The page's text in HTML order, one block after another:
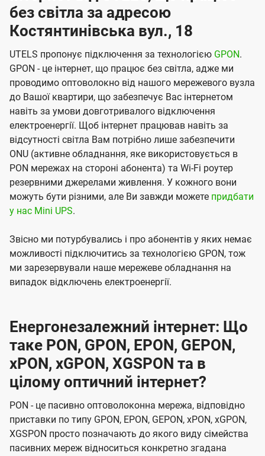
без світла за адресою
Костянтинівська вул., 18
UTELS пропонує підключення за технологією GPON.
GPON - це інтернет, що працює без світла, адже ми
проводимо оптоволокно від нашого мережевого вузла
до Вашої квартири, що забезпечує Вас інтернетом
навіть за умови довготривалого відключення
електроенергії. Щоб інтернет працював навіть за
відсутності світла Вам потрібно лише забезпечити
ONU (активне обладнання, яке використовується в
PON мережах на стороні абонента) та Wi-Fi роутер
резервними джерелами живлення. У кожного вони
можуть бути різними, але Ви завжди можете придбати
у нас Mini UPS.
Звісно ми потурбувались і про абонентів у яких немає
можливості підключитись за технологією GPON, тож
ми зарезервували наше мережеве обладнання на
випадок відключень електроенергії.
Енергонезалежний інтернет: Що
таке PON, GPON, EPON, GEPON,
xPON, xGPON, XGSPON та в
цілому оптичний інтернет?
PON - це пасивно оптоволоконна мережа, відповідно
приставки по типу GPON, EPON, GEPON, xPON, xGPON,
XGSPON просто позначають до якого виду сімейства
пасивних мереж відноситься конкретно згадана